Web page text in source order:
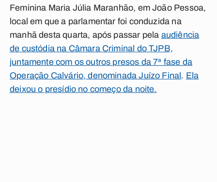
Feminina Maria Júlia Maranhão, em João Pessoa,
local em que a parlamentar foi conduzida na
manhã desta quarta, após passar pela audiência
de custódia na Câmara Criminal do TJPB,
juntamente com os outros presos da 7ª fase da
Operação Calvário, denominada Juízo Final . Ela
deixou o presídio no começo da noite.